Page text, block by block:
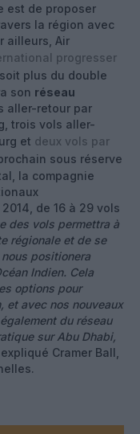
est de proposer
la région avec
ailleurs, Air
progresser
plus du double
son réseau
aller-retour par
trois vols aller-
et deux vols par
sous réserve
la compagnie
de 16 à 29 vols
des vols permettra à
régionale et de se
positionera
Indien. Cela
options pour
et avec nos nouveaux
du réseau
sur Abu Dhabi,
Cramer Ball,